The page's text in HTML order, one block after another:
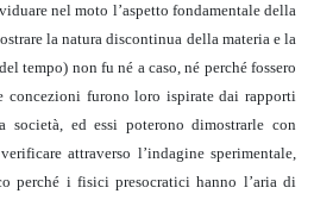
nel moto l’aspetto fondamentale della
la natura discontinua della materia e la
tempo) non fu né a caso, né perché fossero
concezioni furono loro ispirate dai rapporti
ed essi poterono dimostrarle con
attraverso l’indagine sperimentale,
perché i fisici presocratici hanno l’aria di